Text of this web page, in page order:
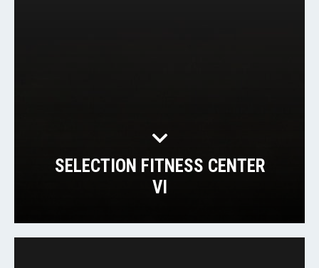
SELECTION FITNESS CENTER
VI